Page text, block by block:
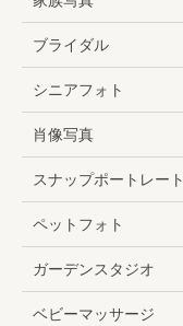
ブライダル
シニアフォト
肖像写真
スナップポートレート
ペットフォト
ガーデンスタジオ
ベビーマッサージ